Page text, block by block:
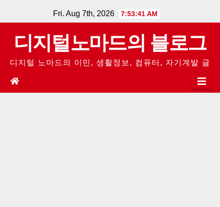
to
content
Fri. Aug 7th, 2026 7:53:41 AM
디지털노마드의 블로그
디지털 노마드의 이민, 생활정보, 컴퓨터, 자기계발 글